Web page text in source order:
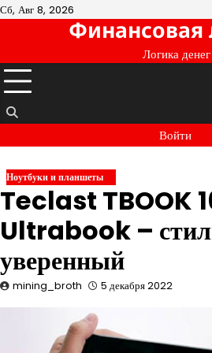
Перейти
Сб, Авг 8, 2026
Финансовая
Логика денег
Войти
Ноутбуки и планшеты
Teclast TBOOK
Ultrabook –
уверенный
mining_broth 5 декабря 2022